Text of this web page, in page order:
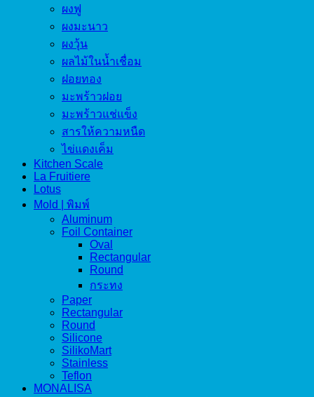
ผงฟู
ผงมะนาว
ผงวุ้น
ผลไม้ในน้ำเชื่อม
ฝอยทอง
มะพร้าวฝอย
มะพร้าวแช่แข็ง
สารให้ความหนืด
ไข่แดงเค็ม
Kitchen Scale
La Fruitiere
Lotus
Mold | พิมพ์
Aluminum
Foil Container
Oval
Rectangular
Round
กระทง
Paper
Rectangular
Round
Silicone
SilikoMart
Stainless
Teflon
MONALISA